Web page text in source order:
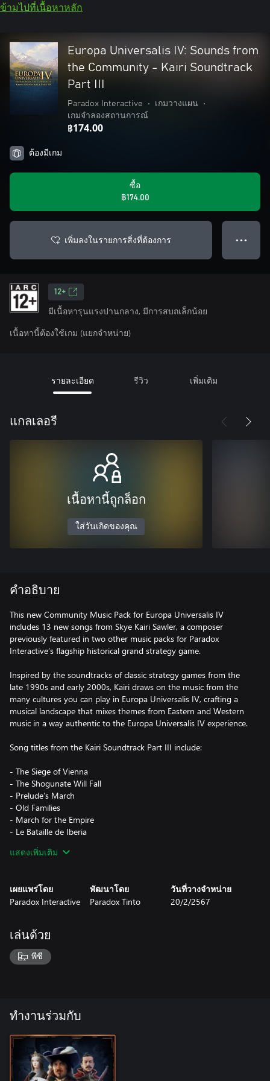
ข้ามไปที่เนื้อหาหลัก
Europa Universalis IV: Sounds from
the Community - Kairi Soundtrack
Part III
Paradox Interactive • เกมวางแผน
•
เกมจำลองสถานการณ์
฿174.00
ต้องมีเกม
ซื้อ
฿174.00
เพิ่มลงในรายการสิ่งที่ต้องการ ● ● ●
12+
มีเนื้อหารุนแรงปานกลาง, มีการสบถเล็กน้อย
เนื้อหานี้ต้องใช้เกม (แยกจำหน่าย)
รายละเอียด รีวิว เพิ่มเติม
แกลเลอรี
เนื้อหานี้ถูกล็อก
ใส่วันเกิดของคุณ
คำอธิบาย
This new Community Music Pack for Europa Universalis IV
includes 13 new songs from Skye Kairi Sawler, a composer
previously featured in two other music packs for Paradox
Interactive’s flagship historical grand strategy game.
Inspired by the soundtracks of classic strategy games from the
late 1990s and early 2000s, Kairi draws on the music from the
many cultures you can play in Europa Universalis IV, crafting a
musical landscape that mixes themes from Eastern and Western
music in a way authentic to the Europa Universalis IV experience.
Song titles from the Kairi Soundtrack Part III include:
- The Siege of Vienna
- The Shogunate Will Fall
- Prelude’s March
- Old Families
- March for the Empire
- Le Bataille de Iberia
- Gaelic Summers
- Blood of the Old Gods
แสดงเพิ่มเติม
เผยแพร่โดย
Paradox Interactive
พัฒนาโดย
Paradox Tinto
วันที่วางจำหน่าย
20/2/2567
เล่นด้วย
พีซี
ทำงานร่วมกับ